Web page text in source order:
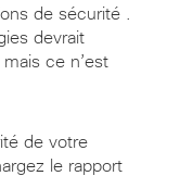
de sécurité .
devrait
ce n’est
de votre
le rapport